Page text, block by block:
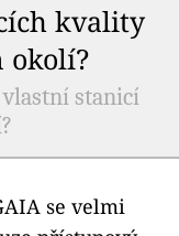
kvality
okolí?
vlastní stanicí
se velmi